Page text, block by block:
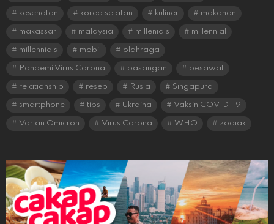
kesehatan korea selatan kuliner makanan
makassar malaysia millenials millennial
millennials mobil olahraga
Pandemi Virus Corona pasangan pesawat
relationship resep Rusia Singapura
smartphone tips Ukraina Vaksin COVID-19
Varian Omicron Virus Corona WHO zodiak